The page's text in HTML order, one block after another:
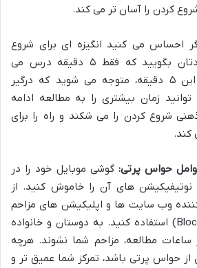
کردن را آسان تر می کند.
احساس می کنید انگیزه ای برای شروع
مطالعه ندارید، به خودتان بگویید که فقط ۵ دقیقه درس می
خوانید. اغلب، پس از این ۵ دقیقه، متوجه می شوید که درگیر
زمان بیشتری را به مطالعه ادامه
شروع کردن را می شکند و راه را برای
کند.
حواس پرتی: گوشی موبایل خود را در
نوتیفیکیشن های آن را خاموش کنید. از
وب سایت ها و اپلیکیشن های مزاحم
(مانند Forest یا BlockSite) استفاده کنید. به دوستان و خانواده
مطالعه، مزاحم شما نشوند. هرچه
حواس پرتی باشد، تمرکز شما عمیق تر و